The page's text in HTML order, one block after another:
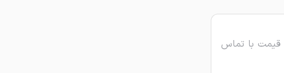
قیمت با تماس